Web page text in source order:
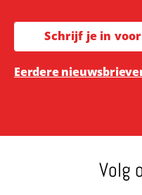
Schrijf je in
Eerdere
Volg